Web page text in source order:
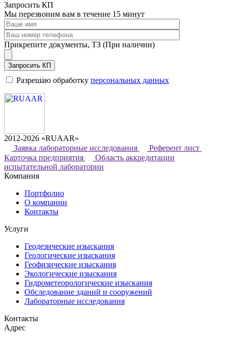
Запросить КП
Мы перезвоним вам в течение 15 минут
Прикрепите документы, ТЗ (При наличии)
Запросить КП
Разрешаю обработку персональных данных
2012-2026 «RUAAR»
Заявка лабораторные исследования
Референт лист
Карточка предприятия
Область аккредитации
испытательной лаборатории
Компания
Портфолио
О компании
Контакты
Услуги
Геодезические изыскания
Геологические изыскания
Геофизические изыскания
Экологические изыскания
Гидрометеорологические изыскания
Обследование зданий и сооружений
Лабораторные исследования
Контакты
Адрес